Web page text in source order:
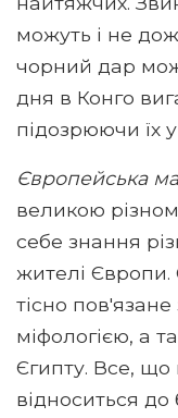
можуть і не
чорний дар
дня в Конго
підозрюючи їх у
Європейська
великою
себе знання
жителі Європи.
тісно пов'язане
міфологією, а
Єгипту. Все, що
відноситься до